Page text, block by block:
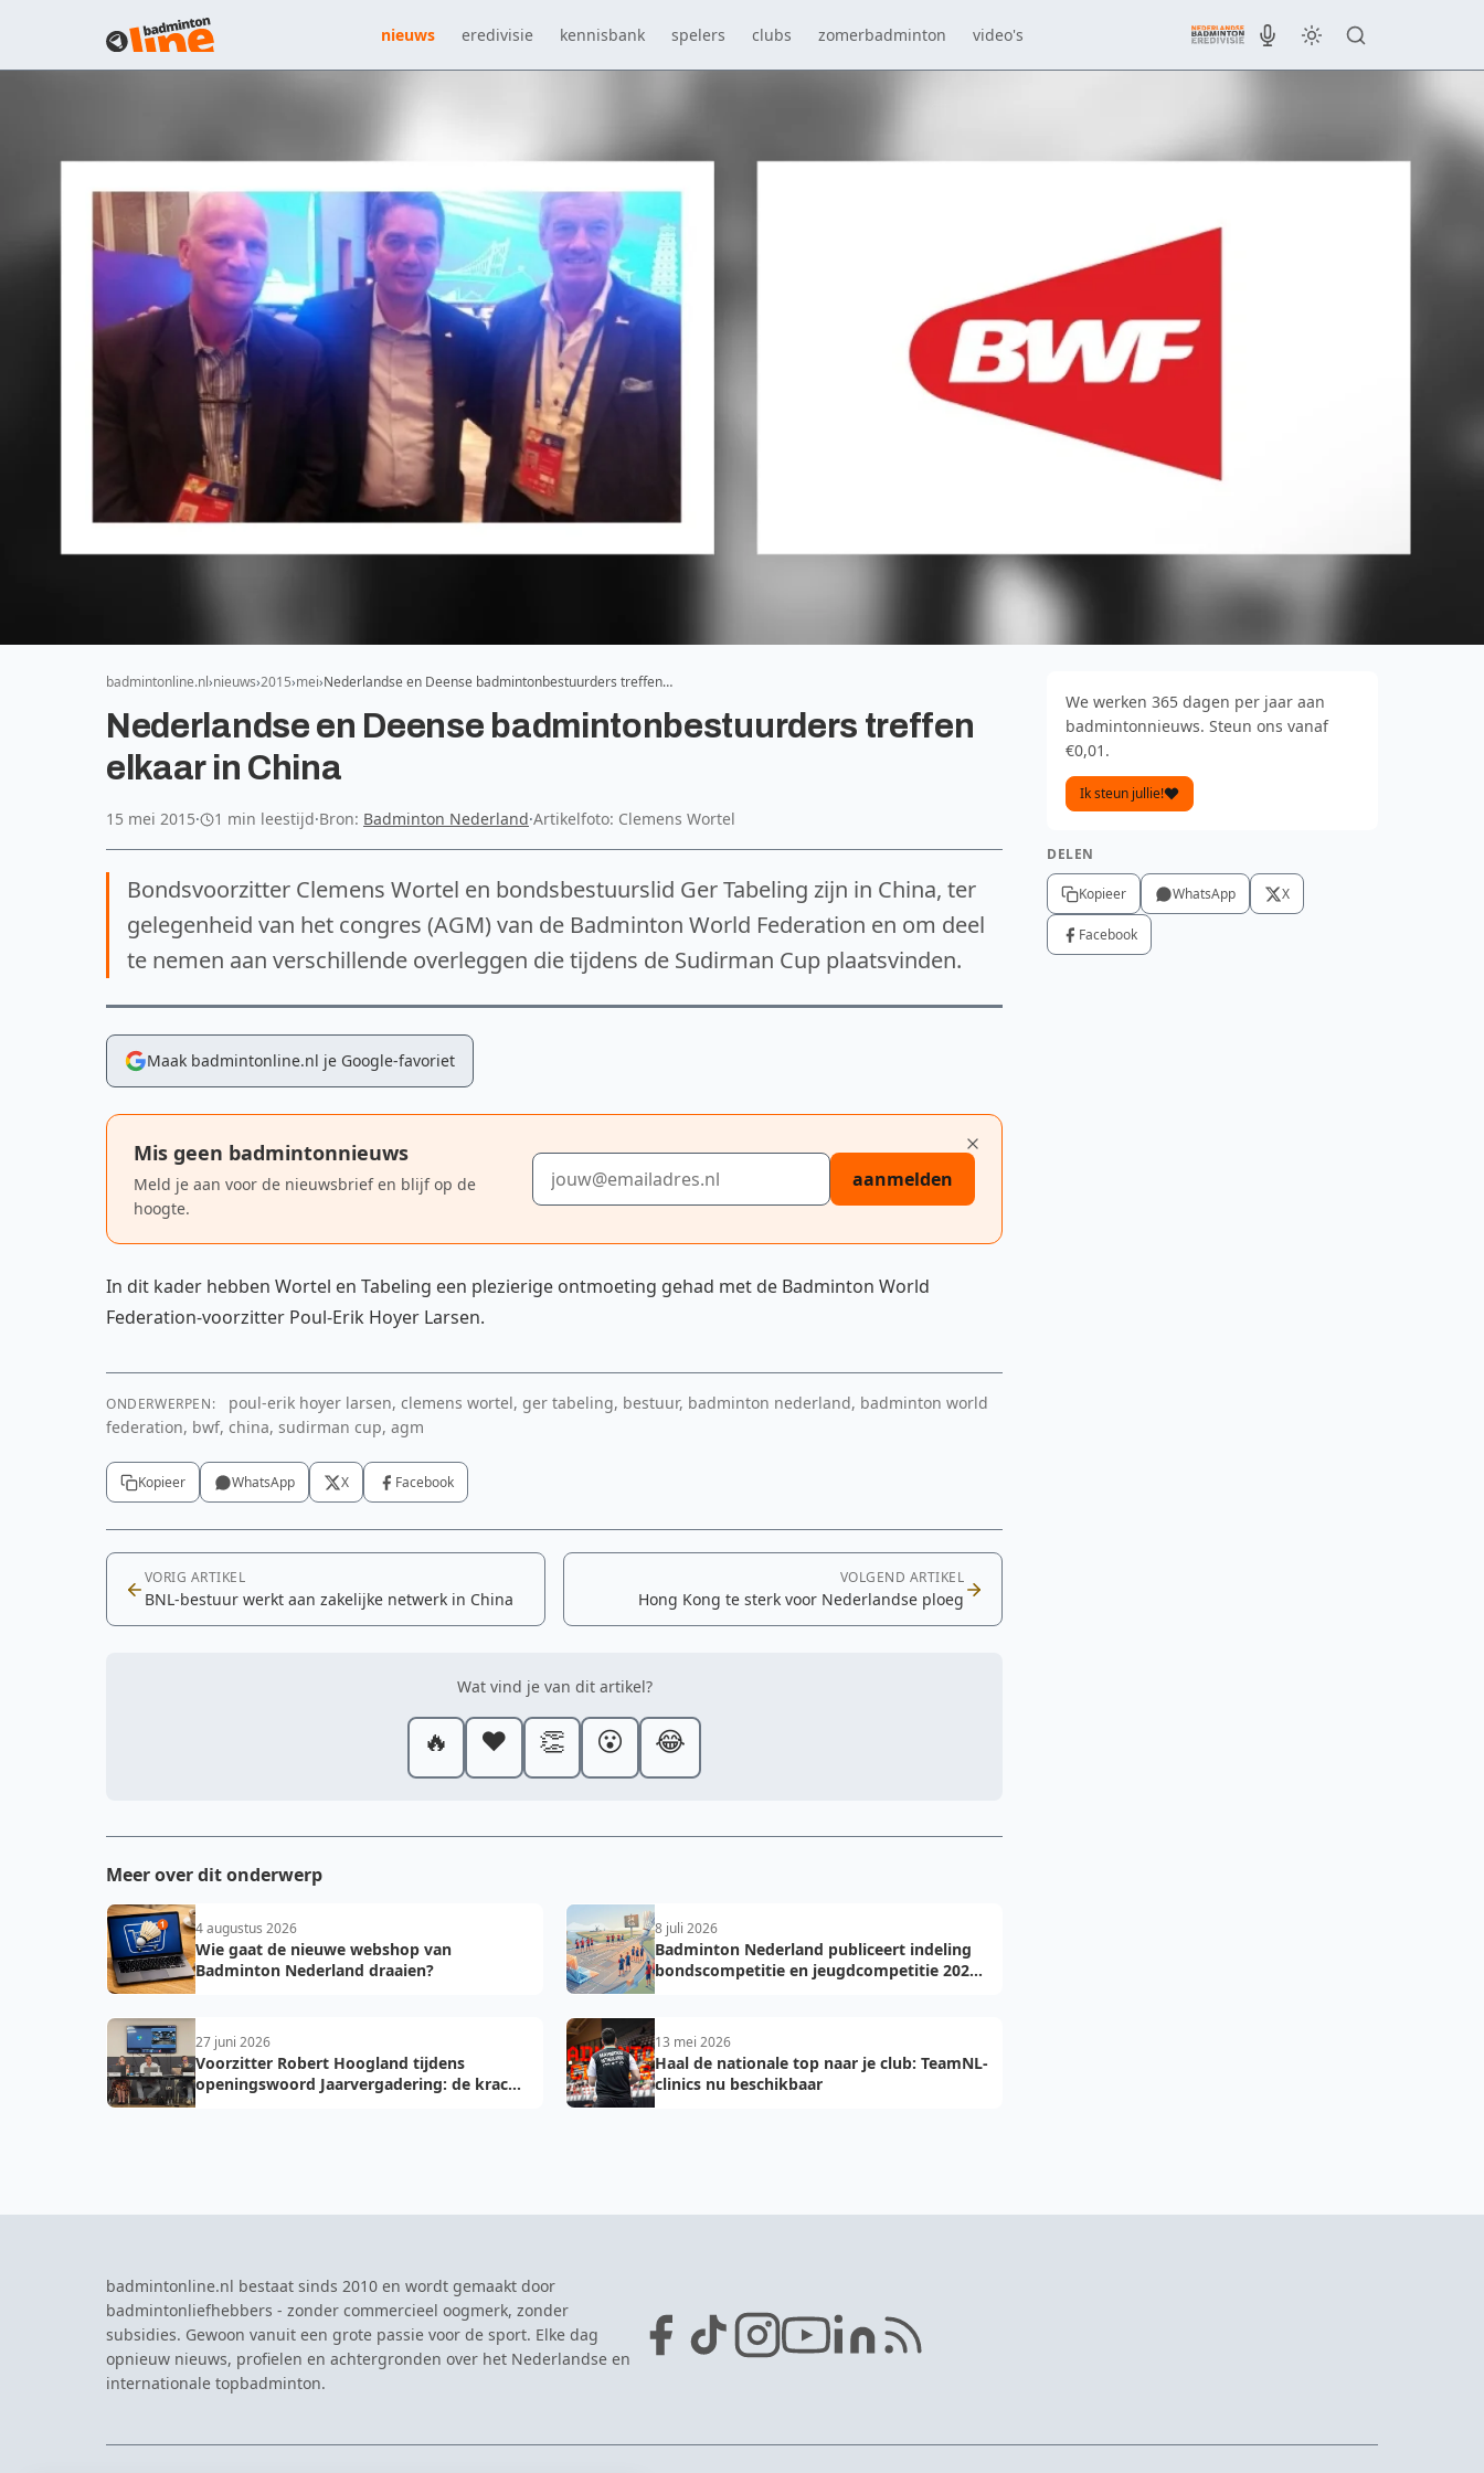
nieuws eredivisie kennisbank spelers clubs zomerbadminton video's
badmintonline.nl nieuws 2015 mei Nederlandse en Deense badmintonbestuurders treffen…
Nederlandse en Deense badmintonbestuurders treffen
elkaar in China
15 mei 2015· 1 min leestijd·Bron: Badminton Nederland·Artikelfoto: Clemens Wortel
Bondsvoorzitter Clemens Wortel en bondsbestuurslid Ger Tabeling zijn in China, ter
gelegenheid van het congres (AGM) van de Badminton World Federation en om deel
te nemen aan verschillende overleggen die tijdens de Sudirman Cup plaatsvinden.
Maak badmintonline.nl je Google-favoriet
Mis geen badmintonnieuws
Meld je aan voor de nieuwsbrief en blijf op de
hoogte.
E-mailadres
aanmelden
In dit kader hebben Wortel en Tabeling een plezierige ontmoeting gehad met de Badminton World
Federation-voorzitter Poul-Erik Hoyer Larsen.
ONDERWERPEN:
poul-erik hoyer larsen, clemens wortel, ger tabeling, bestuur, badminton nederland, badminton world
federation, bwf, china, sudirman cup, agm
Kopieer WhatsApp X Facebook
VORIG ARTIKEL
BNL-bestuur werkt aan zakelijke netwerk in China
VOLGEND ARTIKEL
Hong Kong te sterk voor Nederlandse ploeg
Wat vind je van dit artikel?
🔥 ❤️ 👏 😮 😂
Meer over dit onderwerp
4 augustus 2026
Wie gaat de nieuwe webshop van
Badminton Nederland draaien?
8 juli 2026
Badminton Nederland publiceert indeling
bondscompetitie en jeugdcompetitie 2026-
27 juni 2026
Voorzitter Robert Hoogland tijdens
openingswoord Jaarvergadering: de kracht
13 mei 2026
Haal de nationale top naar je club: TeamNL-
clinics nu beschikbaar
We werken 365 dagen per jaar aan
badmintonnieuws. Steun ons vanaf
€0,01.
Ik steun jullie!
DELEN
Kopieer WhatsApp X
Facebook
badmintonline.nl bestaat sinds 2010 en wordt gemaakt door
badmintonliefhebbers - zonder commercieel oogmerk, zonder
subsidies. Gewoon vanuit een grote passie voor de sport. Elke dag
opnieuw nieuws, profielen en achtergronden over het Nederlandse en
internationale topbadminton.